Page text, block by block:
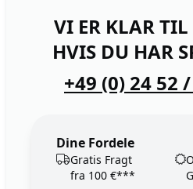
VI ER KLAR
HVIS DU HAR
+49 (0) 24 52
Dine Fordele
Gratis Fragt
fra 100 €***